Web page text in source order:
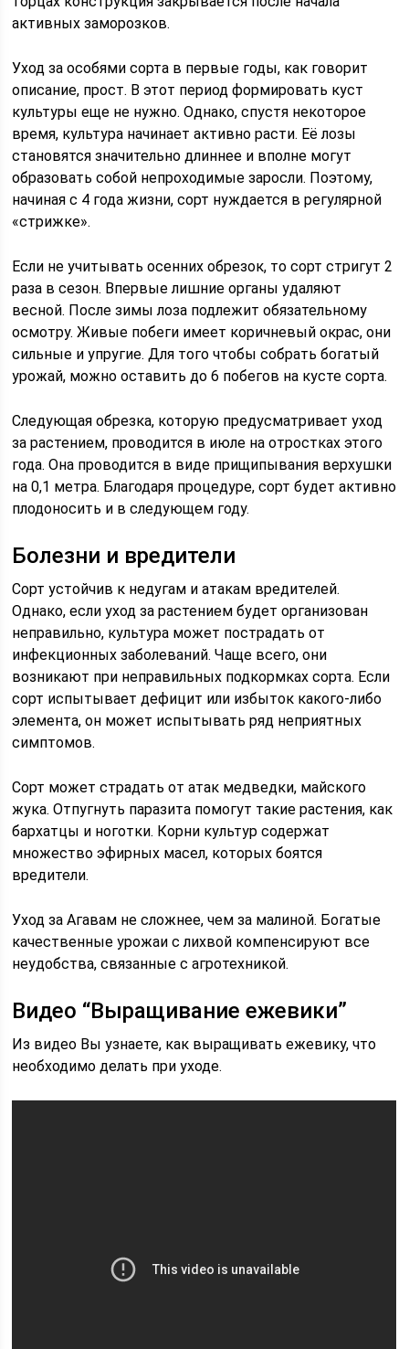
активных заморозков.
Уход за особями сорта в первые годы, как говорит
описание, прост. В этот период формировать куст
культуры еще не нужно. Однако, спустя некоторое
время, культура начинает активно расти. Её лозы
становятся значительно длиннее и вполне могут
образовать собой непроходимые заросли. Поэтому,
начиная с 4 года жизни, сорт нуждается в регулярной
«стрижке».
Если не учитывать осенних обрезок, то сорт стригут 2
раза в сезон. Впервые лишние органы удаляют
весной. После зимы лоза подлежит обязательному
осмотру. Живые побеги имеет коричневый окрас, они
сильные и упругие. Для того чтобы собрать богатый
урожай, можно оставить до 6 побегов на кусте сорта.
Следующая обрезка, которую предусматривает уход
за растением, проводится в июле на отростках этого
года. Она проводится в виде прищипывания верхушки
на 0,1 метра. Благодаря процедуре, сорт будет активно
плодоносить и в следующем году.
Болезни и вредители
Сорт устойчив к недугам и атакам вредителей.
Однако, если уход за растением будет организован
неправильно, культура может пострадать от
инфекционных заболеваний. Чаще всего, они
возникают при неправильных подкормках сорта. Если
сорт испытывает дефицит или избыток какого-либо
элемента, он может испытывать ряд неприятных
симптомов.
Сорт может страдать от атак медведки, майского
жука. Отпугнуть паразита помогут такие растения, как
бархатцы и ноготки. Корни культур содержат
множество эфирных масел, которых боятся
вредители.
Уход за Агавам не сложнее, чем за малиной. Богатые
качественные урожаи с лихвой компенсируют все
неудобства, связанные с агротехникой.
Видео “Выращивание ежевики”
Из видео Вы узнаете, как выращивать ежевику, что
необходимо делать при уходе.